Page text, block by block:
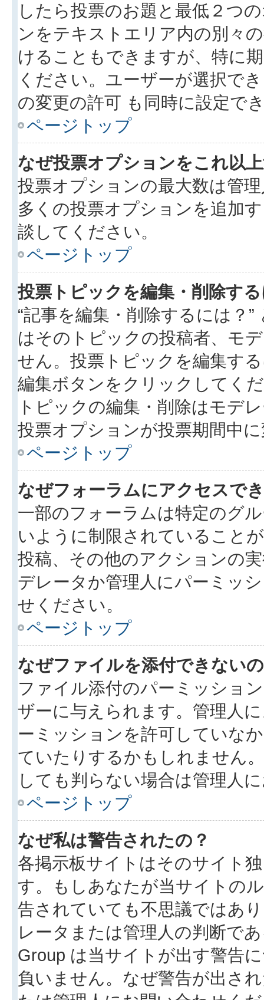
したら投票のお題と最低２つ
ンをテキストエリア内の別々
けることもできますが、特に
ください。ユーザーが選択で
の変更の許可 も同時に設定で
ページトップ
なぜ投票オプションをこれ以
投票オプションの最大数は管
多くの投票オプションを追加
談してください。
ページトップ
投票トピックを編集・削除す
“記事を編集・削除するには？
はそのトピックの投稿者、モ
せん。投票トピックを編集す
編集ボタンをクリックしてく
トピックの編集・削除はモデ
投票オプションが投票期間中
ページトップ
なぜフォーラムにアクセスで
一部のフォーラムは特定のグ
いように制限されていること
投稿、その他のアクションの
デレータか管理人にパーミッ
せください。
ページトップ
なぜファイルを添付できない
ファイル添付のパーミッショ
ザーに与えられます。管理人
ーミッションを許可していな
ていたりするかもしれません
しても判らない場合は管理人
ページトップ
なぜ私は警告されたの？
各掲示板サイトはそのサイト
す。もしあなたが当サイトの
告されていても不思議ではあ
レータまたは管理人の判断で
Group は当サイトが出す警告
負いません。なぜ警告が出さ